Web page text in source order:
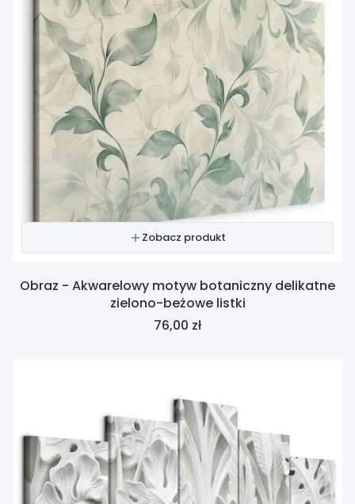
Zobacz produkt
Obraz - Akwarelowy motyw botaniczny delikatne
zielono-beżowe listki
Cena
76,00 zł